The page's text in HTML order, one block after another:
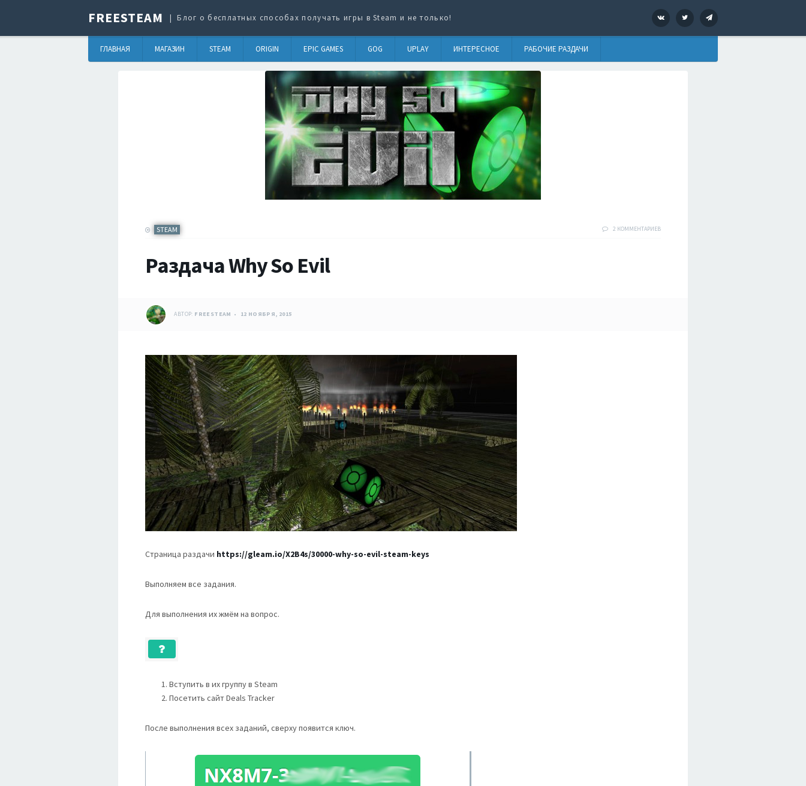
FREESTEAM Блог о бесплатных способах получать игры в Steam и не только! VK Twitter
ГЛАВНАЯ МАГАЗИН STEAM ORIGIN EPIC GAMES GOG UPLAY ИНТЕРЕСНОЕ РАБОЧИЕ РАЗДАЧИ
STEAM 2 КОММЕНТАРИЕВ
Раздача Why So Evil
АВТОР: FREESTEAM 12 НОЯБРЯ, 2015
Страница раздачи https://gleam.io/X2B4s/30000-why-so-evil-steam-keys
Выполняем все задания.
Для выполнения их жмём на вопрос.
Вступить в их группу в Steam
Посетить сайт Deals Tracker
После выполнения всех заданий, сверху появится ключ.